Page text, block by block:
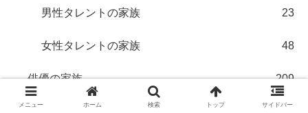
男性タレントの家族 23
女性タレントの家族 48
俳優の家族 209
メニュー ホーム 検索 トップ サイドバー